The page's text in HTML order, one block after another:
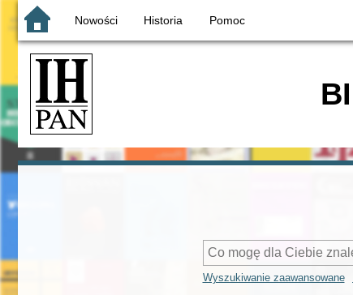
Nowości Historia Pomoc
Wyszukiwanie zaawansowane